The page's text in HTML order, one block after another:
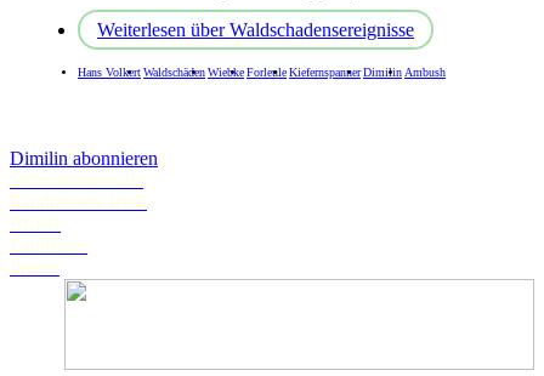
Weiterlesen über Waldschadensereignisse
Hans VolkertWaldschädenWiebkeForleuleKiefernspannerDimilin Ambush
Dimilin abonnieren
Schwanstetten.de
Landratsamt Roth
BLFD
Landkarte
Wetter